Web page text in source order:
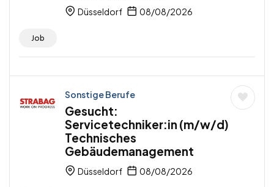
Düsseldorf 08/08/2026
Job
Sonstige Berufe
Gesucht:
Servicetechniker:in (m/w/d)
Technisches
Gebäudemanagement
Düsseldorf 08/08/2026